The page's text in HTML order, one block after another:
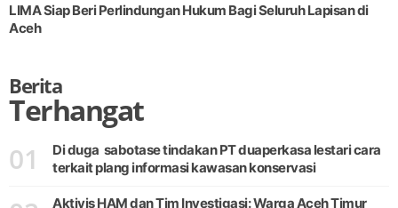
LIMA Siap Beri Perlindungan Hukum Bagi Seluruh Lapisan di
Aceh
Berita
Terhangat
01
Di duga sabotase tindakan PT duaperkasa lestari cara
terkait plang informasi kawasan konservasi
Aktivis HAM dan Tim Investigasi: Warga Aceh Timur